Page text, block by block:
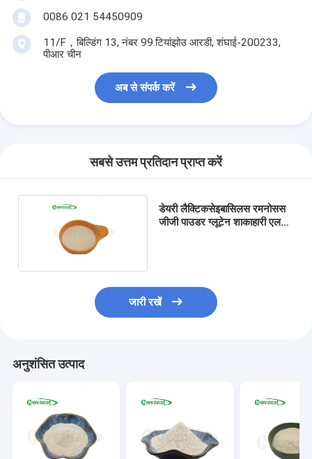
0086 021 54450909
11/F，बिल्डिंग 13, नंबर 99.टियांझोउ आरडी, शंघाई-200233,
पीआर चीन
अब से संपर्क करें
सबसे उत्तम प्रतिदान प्राप्त करें
डेयरी लैक्टिकसेइबासिलस रमनोसस
जीजी पाउडर ग्लूटेन शाकाहारी एलर्जी
जारी रखें
अनुशंसित उत्पाद